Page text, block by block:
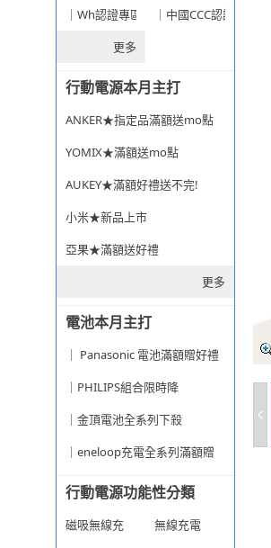
｜Wh認證專區★旅遊安心選
｜中國CCC認證專區
更多
行動電源本月主打
ANKER★指定品滿額送mo點
YOMIX★滿額送mo點
AUKEY★滿額好禮送不完!
小米★新品上市
亞果★滿額送好禮
更多
電池本月主打
｜ Panasonic 電池滿額贈好禮
｜PHILIPS組合限時降
｜金頂電池全系列下殺
｜eneloop充電全系列滿額贈
行動電源功能性分類
磁吸無線充
無線充電